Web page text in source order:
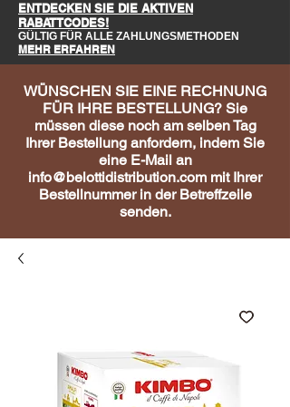
ENTDECKEN SIE DIE AKTIVEN
RABATTCODES!
GÜLTIG FÜR ALLE ZAHLUNGSMETHODEN
MEHR ERFAHREN
WÜNSCHEN SIE EINE RECHNUNG
FÜR IHRE BESTELLUNG? Sie
müssen diese noch am selben Tag
Ihrer Bestellung anfordern, indem Sie
eine E-Mail an
info@belottidistribution.com mit Ihrer
Bestellnummer in der Betreffzeile
senden.